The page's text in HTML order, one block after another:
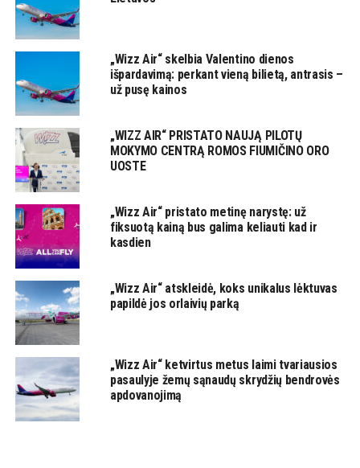
„Wizz Air“ skelbia Valentino dienos
išpardavimą: perkant vieną bilietą, antrasis –
už pusę kainos
„WIZZ AIR“ PRISTATO NAUJĄ PILOTŲ
MOKYMO CENTRĄ ROMOS FIUMIČINO ORO
UOSTE
„Wizz Air“ pristato metinę narystę: už
fiksuotą kainą bus galima keliauti kad ir
kasdien
„Wizz Air“ atskleidė, koks unikalus lėktuvas
papildė jos orlaivių parką
„Wizz Air“ ketvirtus metus laimi tvariausios
pasaulyje žemų sąnaudų skrydžių bendrovės
apdovanojimą